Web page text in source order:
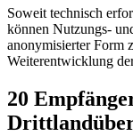
Soweit technisch
können Nutzungs-
anonymisierter Form
Weiterentwicklung
20